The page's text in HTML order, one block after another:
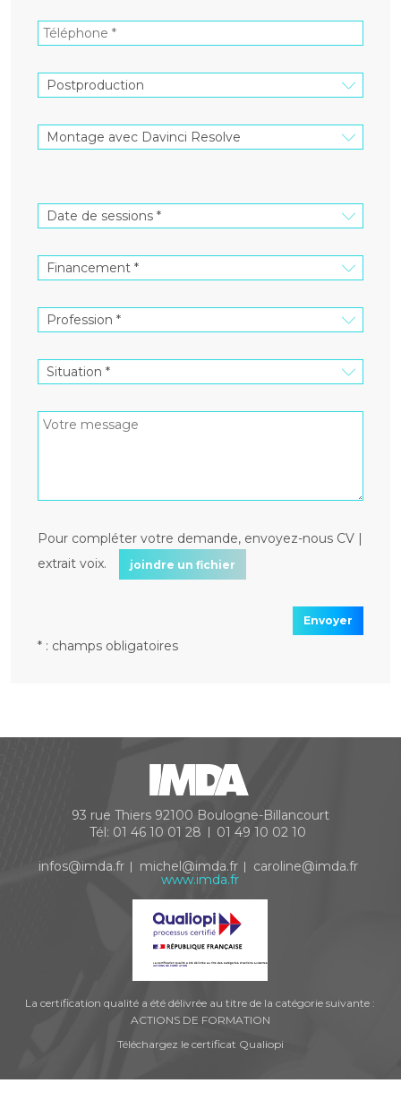
Pour compléter votre demande, envoyez-nous CV |
extrait voix.
joindre un fichier
Envoyer
* : champs obligatoires
93 rue Thiers 92100 Boulogne-Billancourt
Tél: 01 46 10 01 28 01 49 10 02 10
infos@imda.fr michel@imda.fr caroline@imda.fr
www.imda.fr
La certification qualité a été délivrée au titre de la catégorie suivante :
ACTIONS DE FORMATION
Téléchargez le certificat Qualiopi